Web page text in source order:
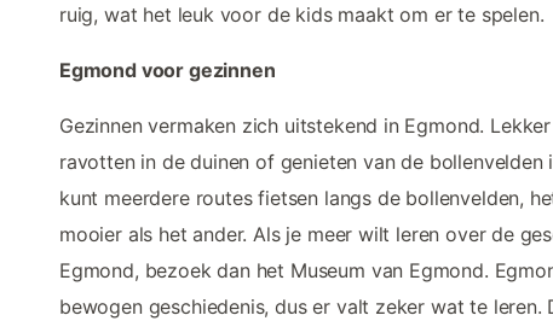
ruig, wat het leuk voor de kids maakt om er te spelen.
Egmond voor gezinnen
Gezinnen vermaken zich uitstekend in Egmond.
ravotten in de duinen of genieten van de bollenvelden
kunt meerdere routes fietsen langs de bollenvelden,
mooier als het ander. Als je meer wilt leren over de
Egmond, bezoek dan het Museum van Egmond.
bewogen geschiedenis, dus er valt zeker wat te leren.